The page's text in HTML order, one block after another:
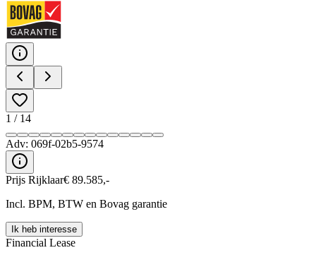
1 / 14
Adv: 069f-02b5-9574
Prijs Rijklaar€ 89.585,-
Incl. BPM, BTW en Bovag garantie
Ik heb interesse
Financial Lease